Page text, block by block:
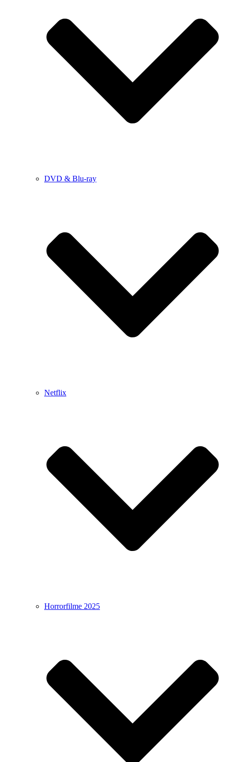
DVD & Blu-ray
Netflix
Horrorfilme 2025